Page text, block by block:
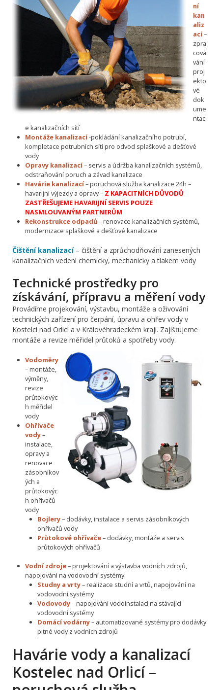
ní
kan
aliz
ací–
zpra
cová
vání
proj
ekto
vé
dok
ume
ntac
e kanalizačních sítí
Montáže kanalizací-pokládání kanalizačního potrubí,
kompletace potrubních sítí pro odvod splaškové a dešťové
vody
Opravy kanalizací– servis a údržba kanalizačních systémů,
odstraňování poruch a závad kanalizace
Havárie kanalizací– poruchová služba kanalizace 24h –
havarijní výjezdy a opravy – Z KAPACITNÍCH DŮVODŮ
ZASTŘEŠUJEME HAVARIJNÍ SERVIS POUZE
NASMLOUVANÝM PARTNERŮM
Rekonstrukce odpadů– renovace kanalizačních systémů,
modernizace splaškové a dešťové kanalizace
Čištění kanalizací– čištění a zprůchodňování zanesených
kanalizačních vedení chemicky, mechanicky a tlakem vody
Technické prostředky pro
získávání, přípravu a měření vody
Provádíme projekování, výstavbu, montáže a oživování
technických zařízení pro čerpání, úpravu a ohřev vody v
Kostelci nad Orlicí a v Královéhradeckém kraji. Zajišťujeme
montáže a revize měřidel průtoků a spotřeby vody.
Vodoměry
– montáže,
výměny,
revize
průtokovýc
h měřidel
vody
Ohřívače
vody–
instalace,
opravy a
renovace
zásobníkov
ých a
průtokovýc
h ohřívačů
vody
Bojlery– dodávky, instalace a servis zásobníkových
ohřívačů vody
Průtokové ohřívače– dodávky, montáže a servis
průtokových ohřívačů
Vodní zdroje– projektování a výstavba vodních zdrojů,
napojování na vodovodní systémy
Studny a vrty– realizace studní a vrtů, napojování na
vodovodní systémy
Vodovody– napojování vodoinstalací na stávající
vodovodní systémy
Domácí vodárny– automatizované systémy pro dodávky
pitné vody z vodních zdrojů
Havárie vody a kanalizací
Kostelec nad Orlicí –